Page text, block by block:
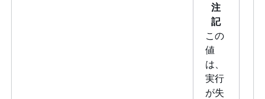
注
記
この
値
は、
実行
が失